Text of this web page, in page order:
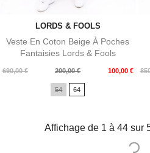
LORDS & FOOLS
Veste En Coton Beige À Poches
Fantaisies Lords & Fools
690,00 €
Prix
200,00 € 100,00 €
Prix
54 64
Affichage de 1 à 44 sur